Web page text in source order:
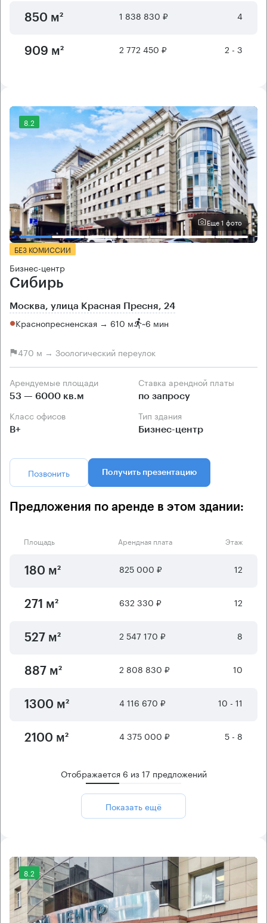
850 м² 1 838 830 ₽ 4
909 м² 2 772 450 ₽ 2 - 3
8.2
Еще 1 фото
БЕЗ КОМИССИИ
Бизнес-центр
Сибирь
Москва, улица Красная Пресня, 24
Краснопресненская → 610 м ~6 мин
470 м → Зоологический переулок
Арендуемые площади
53 — 6000 кв.м
Ставка арендной платы
по запросу
Класс офисов
B+
Тип здания
Бизнес-центр
Позвонить Получить презентацию
Предложения по аренде в этом здании:
Площадь Арендная плата Этаж
180 м² 825 000 ₽ 12
271 м² 632 330 ₽ 12
527 м² 2 547 170 ₽ 8
887 м² 2 808 830 ₽ 10
1300 м² 4 116 670 ₽ 10 - 11
2100 м² 4 375 000 ₽ 5 - 8
Отображается 6 из17 предложений
Показать ещё
8.2